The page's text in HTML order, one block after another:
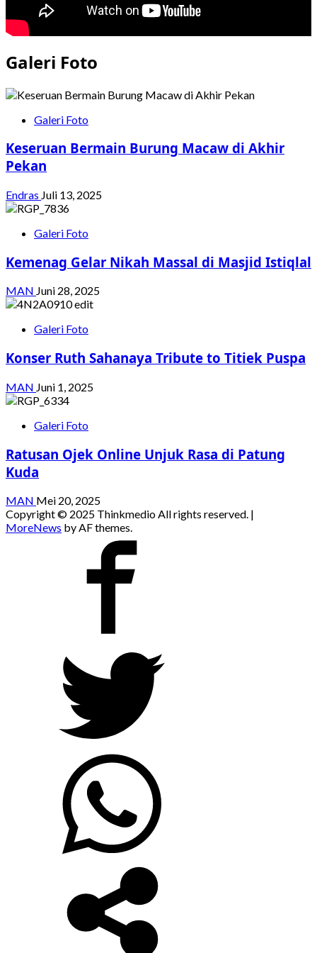
Galeri Foto
Galeri Foto
Keseruan Bermain Burung Macaw di Akhir
Pekan
Endras Juli 13, 2025
Galeri Foto
Kemenag Gelar Nikah Massal di Masjid Istiqlal
MAN Juni 28, 2025
Galeri Foto
Konser Ruth Sahanaya Tribute to Titiek Puspa
MAN Juni 1, 2025
Galeri Foto
Ratusan Ojek Online Unjuk Rasa di Patung
Kuda
MAN Mei 20, 2025
Copyright © 2025 Thinkmedio All rights reserved. |
MoreNews by AF themes.